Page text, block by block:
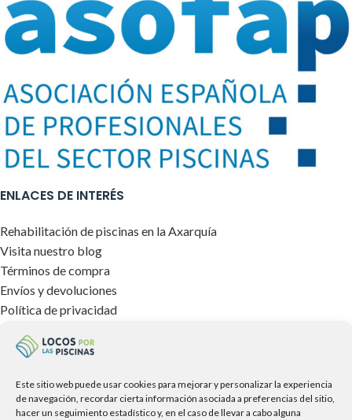
Este sitio web puede usar cookies para mejorar y personalizar la experiencia
de navegación, recordar cierta información asociada a preferencias del sitio,
hacer un seguimiento estadístico y, en el caso de llevar a cabo alguna
ENLACES DE INTERÉS
Rehabilitación de piscinas en la Axarquía
Visita nuestro blog
Términos de compra
Envíos y devoluciones
Política de privacidad
Política de cookies
Aviso legal
TIENDA FÍSICA